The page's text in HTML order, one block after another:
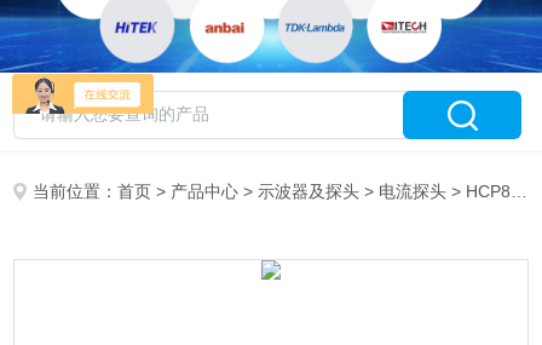
当前位置：首页 > 产品中心 > 示波器及探头 > 电流探头 > HCP8030C知用高频交直流电流探头